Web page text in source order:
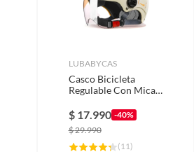
LUBABYCAS
Casco Bicicleta
Regulable Con Mica
Lubabycas
$ 17.990 -40%
$29.990
( 11)